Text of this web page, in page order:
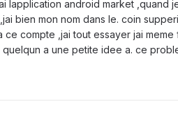
lapplication android market ,quand
bien mon nom dans le. coin
compte ,jai tout essayer jai
a une petite idee a. ce